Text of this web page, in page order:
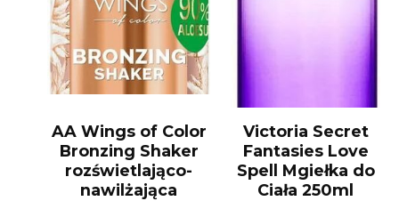
AA Wings of Color
Bronzing Shaker
rozświetlająco-
nawilżająca
Victoria Secret
Fantasies Love
Spell Mgiełka do
Ciała 250ml